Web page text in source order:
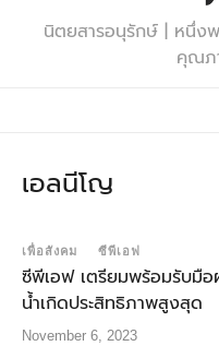
นิตยสารอนุรักษ์ | หนึ่ง
คุณภ
เอลนีโญ
เพื่อสังคม ซีพีเอฟ
ซีพีเอฟ เตรียมพร้อมรับมือ
น้ำเกิดประสิทธิภาพสูงสุด
November 6, 2023